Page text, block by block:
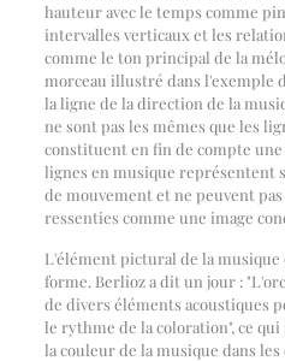
hauteur avec le temps comme
intervalles verticaux et les
comme le ton principal de la
morceau illustré dans l'exemple
la ligne de la direction de la
ne sont pas les mêmes que les
constituent en fin de compte une
lignes en musique représentent
de mouvement et ne peuvent
ressenties comme une image
L'élément pictural de la
forme. Berlioz a dit un jour :
de divers éléments acoustiques
le rythme de la coloration", ce
la couleur de la musique dans les